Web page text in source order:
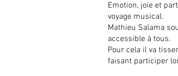
Emotion, joie et
voyage musical.
Mathieu Salama
accessible à tous.
Pour cela il va
faisant participer